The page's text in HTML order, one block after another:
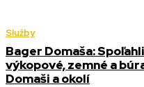
Služby
Bager Domaša:
výkopové, zemné a
Domaši a okolí